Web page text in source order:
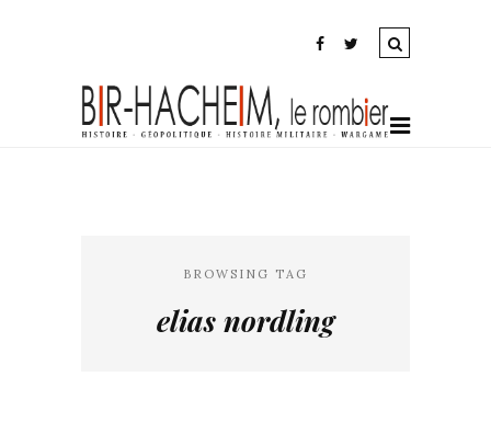
BROWSING TAG
elias nordling